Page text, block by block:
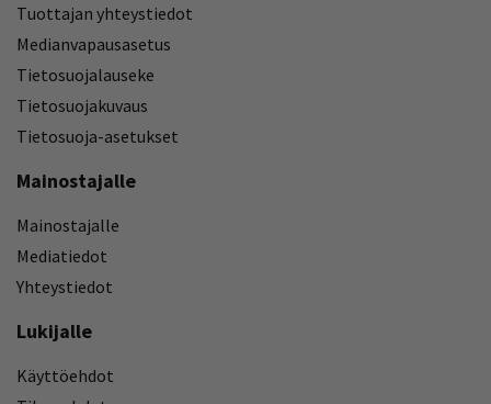
Tuottajan yhteystiedot
Medianvapausasetus
Tietosuojalauseke
Tietosuojakuvaus
Tietosuoja-asetukset
Mainostajalle
Mainostajalle
Mediatiedot
Yhteystiedot
Lukijalle
Käyttöehdot